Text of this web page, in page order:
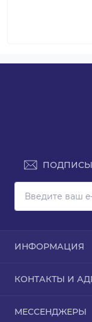
ИНФОРМАЦИЯ
Доставка и оплата
Возврат товара
КОНТАКТЫ И
МЕССЕНДЖЕРЫ